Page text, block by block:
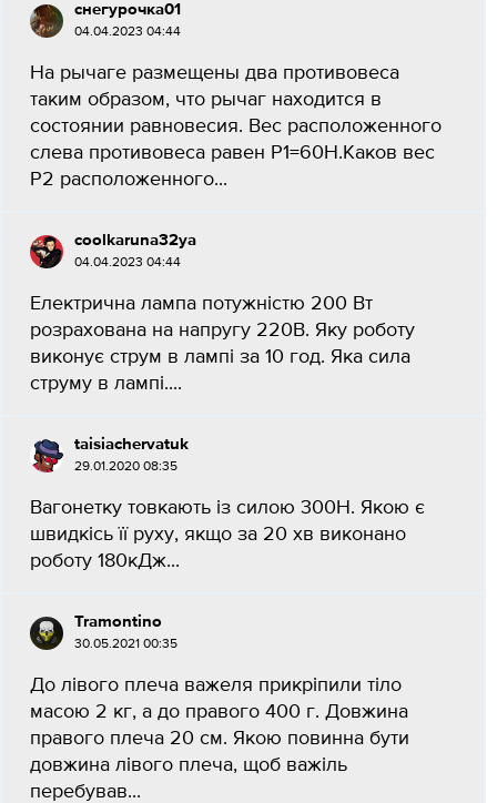
снегурочка01
04.04.2023 04:44
На рычаге размещены два противовеса
таким образом, что рычаг находится в
состоянии равновесия. Вес расположенного
слева противовеса равен P1=60Н.Каков вес
P2 расположенного...
coolkaruna32ya
04.04.2023 04:44
Електрична лампа потужністю 200 Вт
розрахована на напругу 220В. Яку роботу
виконує струм в лампі за 10 год. Яка сила
струму в лампі....
taisiachervatuk
29.01.2020 08:35
Вагонетку товкають із силою 300Н. Якою є
швидкісь її руху, якщо за 20 хв виконано
роботу 180кДж...
Tramontino
30.05.2021 00:35
До лівого плеча важеля прикріпили тіло
масою 2 кг, а до правого 400 г. Довжина
правого плеча 20 см. Якою повинна бути
довжина лівого плеча, щоб важіль
перебував...